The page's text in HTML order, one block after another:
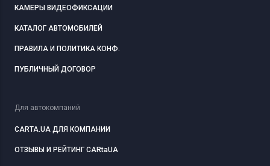
КАМЕРЫ ВИДЕОФИКСАЦИИ
КАТАЛОГ АВТОМОБИЛЕЙ
ПРАВИЛА И ПОЛИТИКА КОНФ.
ПУБЛИЧНЫЙ ДОГОВОР
Для автокомпаний
CARTA.UA ДЛЯ КОМПАНИИ
ОТЗЫВЫ И РЕЙТИНГ CARtaUA